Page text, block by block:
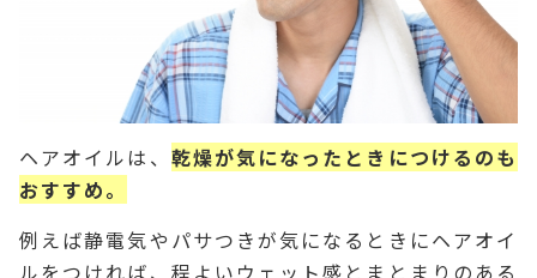
ヘアオイルは、 乾燥が気になったときにつけるのも
おすすめ。
例えば静電気やパサつきが気になるときにヘアオイ